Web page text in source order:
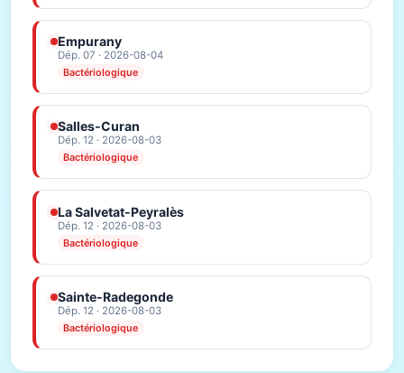
Empurany
Dép. 07 · 2026-08-04
Bactériologique
Salles-Curan
Dép. 12 · 2026-08-03
Bactériologique
La Salvetat-Peyralès
Dép. 12 · 2026-08-03
Bactériologique
Sainte-Radegonde
Dép. 12 · 2026-08-03
Bactériologique